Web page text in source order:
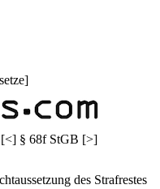
]
[<] § 68f StGB [>]
des Strafrestes